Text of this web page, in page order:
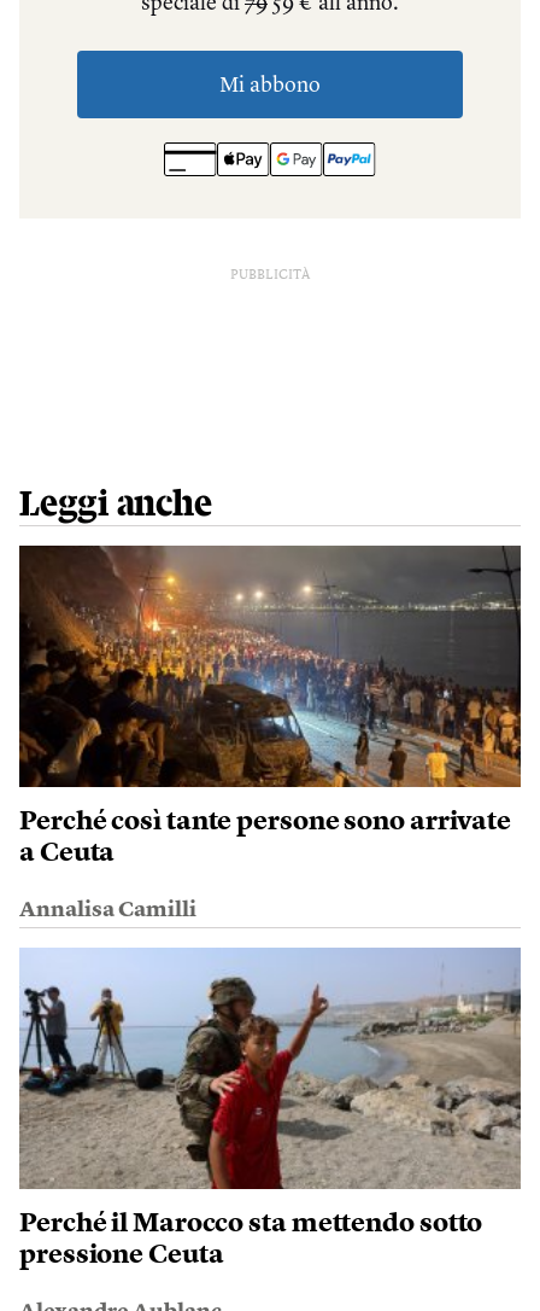
PUBBLICITÀ
Leggi anche
Perché così tante persone sono arrivate
a Ceuta
Annalisa Camilli
Perché il Marocco sta mettendo sotto
pressione Ceuta